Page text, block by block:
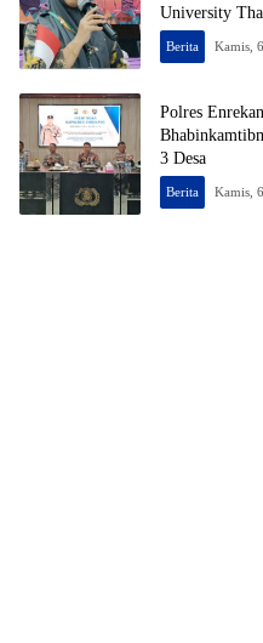
University
Berita Kamis,
Polres
3 Desa
Berita Kamis,